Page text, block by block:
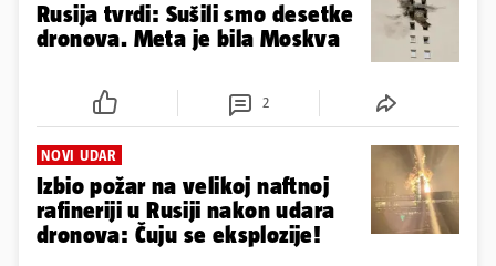
Rusija tvrdi: Sušili smo desetke
dronova. Meta je bila Moskva
2
NOVI UDAR
Izbio požar na velikoj naftnoj
rafineriji u Rusiji nakon udara
dronova: Čuju se eksplozije!